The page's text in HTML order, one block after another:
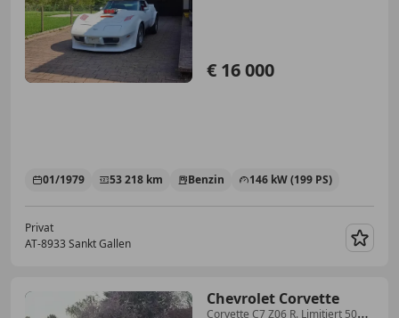
€ 16 000
01/1979 53 218 km Benzin 146 kW (199 PS)
Privat
AT-8933 Sankt Gallen
Chevrolet Corvette
Corvette C7 Z06 R. Limitiert 500